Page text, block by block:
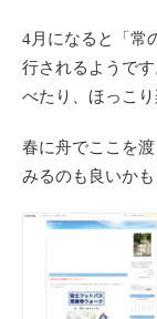
4月になると「常
行されるようで
べたり、ほっこ
春に舟でここを
みるのも良いかも